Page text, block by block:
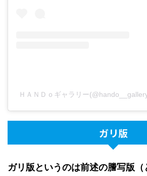
ＨＡＮＤｏギャラリー
ガリ版
ガリ版というのは前述の謄写版